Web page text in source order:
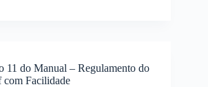
11 do Manual – Regulamento do
com Facilidade